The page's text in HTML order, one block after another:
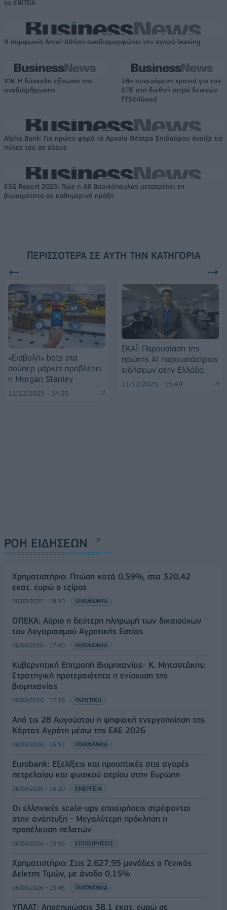
τα EBITDA
Η συμφωνία Arval-Athlon αναδιαμορφώνει την αγορά leasing
VW: Η δύσκολη εξίσωση της
αναδιάρθρωσης
18η συνεχόμενη χρονιά για τον
ΟΤΕ στη διεθνή σειρά δεικτών
FTSE4Good
Alpha Bank: Για πρώτη φορά το Αρχαίο Θέατρο Επιδαύρου άνοιξε τις
πύλες του σε όλους
ESG Report 2025: Πώς η ΑΒ Βασιλόπουλος μετατρέπει τη
βιωσιμότητα σε καθημερινή πράξη
ΠΕΡΙΣΣΌΤΕΡΑ ΣΕ ΑΥΤΉ ΤΗΝ ΚΑΤΗΓΟΡΊΑ
«Εισβολή» bots στα
σούπερ μάρκετ προβλέπει
η Morgan Stanley
11/12/2025 - 14:25
ΣΚΑΪ: Παρουσίαση της
πρώτης AI παρουσιάστριας
ειδήσεων στην Ελλάδα
11/12/2025 - 15:49
ΡΟΗ ΕΙΔΗΣΕΩΝ
Χρηματιστήριο: Πτώση κατά 0,59%, στα 320,42
εκατ. ευρώ ο τζίρος
06/08/2026 - 18:10 ΟΙΚΟΝΟΜΙΑ
ΟΠΕΚΑ: Αύριο η δεύτερη πληρωμή των δικαιούχων
του Λογαριασμού Αγροτικής Εστίας
06/08/2026 - 17:40 ΟΙΚΟΝΟΜΙΑ
Κυβερνητική Επιτροπή Βιομηχανίας- Κ. Μητσοτάκης:
Στρατηγική προτεραιότητα η ενίσχυση της
βιομηχανίας
06/08/2026 - 17:18 ΠΟΛΙΤΙΚΗ
Από τις 28 Αυγούστου η ψηφιακή ενεργοποίηση της
Κάρτας Αγρότη μέσω της ΕΑΕ 2026
06/08/2026 - 16:51 ΟΙΚΟΝΟΜΙΑ
Eurobank: Εξελίξεις και προοπτικές στις αγορές
πετρελαίου και φυσικού αερίου στην Ευρώπη
06/08/2026 - 16:20 ΕΝΕΡΓΕΙΑ
Οι ελληνικές scale-ups επιχειρήσεις στρέφονται
στην ανάπτυξη - Μεγαλύτερη πρόκληση η
προσέλκυση πελατών
06/08/2026 - 15:56 ΕΠΙΧΕΙΡΗΣΕΙΣ
Χρηματιστήριο: Στις 2.627,95 μονάδες ο Γενικός
Δείκτης Τιμών, με άνοδο 0,15%
06/08/2026 - 15:46 ΟΙΚΟΝΟΜΙΑ
ΥΠΑΑΤ: Αποζημιώσεις 38,1 εκατ. ευρώ σε